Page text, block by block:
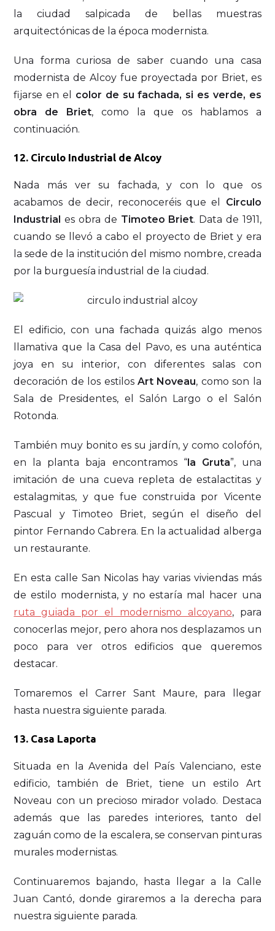
la ciudad salpicada de bellas muestras
arquitectónicas de la época modernista.
Una forma curiosa de saber cuando una casa
modernista de Alcoy fue proyectada por Briet, es
fijarse en el color de su fachada, si es verde, es
obra de Briet, como la que os hablamos a
continuación.
12. Circulo Industrial de Alcoy
Nada más ver su fachada, y con lo que os
acabamos de decir, reconoceréis que el Circulo
Industrial es obra de Timoteo Briet. Data de 1911,
cuando se llevó a cabo el proyecto de Briet y era
la sede de la institución del mismo nombre, creada
por la burguesía industrial de la ciudad.
El edificio, con una fachada quizás algo menos
llamativa que la Casa del Pavo, es una auténtica
joya en su interior, con diferentes salas con
decoración de los estilos Art Noveau, como son la
Sala de Presidentes, el Salón Largo o el Salón
Rotonda.
También muy bonito es su jardín, y como colofón,
en la planta baja encontramos “la Gruta”, una
imitación de una cueva repleta de estalactitas y
estalagmitas, y que fue construida por Vicente
Pascual y Timoteo Briet, según el diseño del
pintor Fernando Cabrera. En la actualidad alberga
un restaurante.
En esta calle San Nicolas hay varias viviendas más
de estilo modernista, y no estaría mal hacer una
ruta guiada por el modernismo alcoyano, para
conocerlas mejor, pero ahora nos desplazamos un
poco para ver otros edificios que queremos
destacar.
Tomaremos el Carrer Sant Maure, para llegar
hasta nuestra siguiente parada.
13. Casa Laporta
Situada en la Avenida del País Valenciano, este
edificio, también de Briet, tiene un estilo Art
Noveau con un precioso mirador volado. Destaca
además que las paredes interiores, tanto del
zaguán como de la escalera, se conservan pinturas
murales modernistas.
Continuaremos bajando, hasta llegar a la Calle
Juan Cantó, donde giraremos a la derecha para
nuestra siguiente parada.